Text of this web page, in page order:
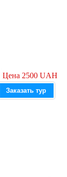
Цена 2500 UAH
Заказать тур